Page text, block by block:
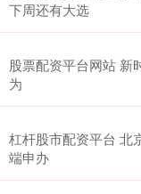
下周还有大选
股票配资平台网站 新
为
杠杆股市配资平台 北
端申办